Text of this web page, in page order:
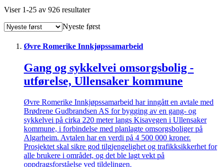
Viser 1-25 av 926 resultater
Nyeste først
Øvre Romerike Innkjøpssamarbeid
Gang og sykkelvei omsorgsbolig -
utførelse, Ullensaker kommune
Øvre Romerike Innkjøpssamarbeid har inngått en avtale med
Brødrene Gudbrandsen AS for bygging av en gang- og
sykkelvei på cirka 220 meter langs Kisavegen i Ullensaker
kommune, i forbindelse med planlagte omsorgsboliger på
Algarheim. Avtalen har en verdi på 4 500 000 kroner.
Prosjektet skal sikre god tilgjengelighet og trafikksikkerhet for
alle brukere i området, og det ble lagt vekt på
oppdragsforståelse ved tildelingen.